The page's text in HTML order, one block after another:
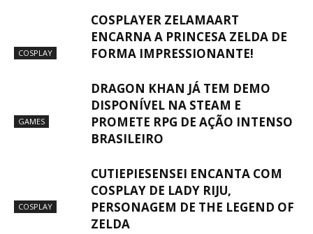
COSPLAY
COSPLAYER ZELAMAART
ENCARNA A PRINCESA ZELDA DE
FORMA IMPRESSIONANTE!
GAMES
DRAGON KHAN JÁ TEM DEMO
DISPONÍVEL NA STEAM E
PROMETE RPG DE AÇÃO INTENSO
BRASILEIRO
COSPLAY
CUTIEPIESENSEI ENCANTA COM
COSPLAY DE LADY RIJU,
PERSONAGEM DE THE LEGEND OF
ZELDA